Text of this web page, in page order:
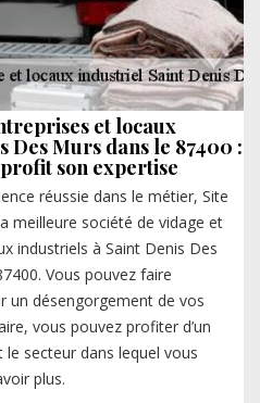
et locaux
Des Murs dans le 87400 :
son expertise
réussie dans le métier, Site
meilleure société de vidage et
industriels à Saint Denis Des
Vous pouvez faire
un désengorgement de vos
vous pouvez profiter d’un
secteur dans lequel vous
plus.